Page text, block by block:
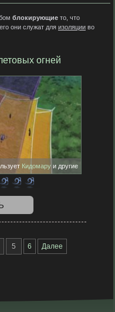
блокирующие то, что
они служат для изоляции во
огней
Кидомару и другие
5 6 Далее